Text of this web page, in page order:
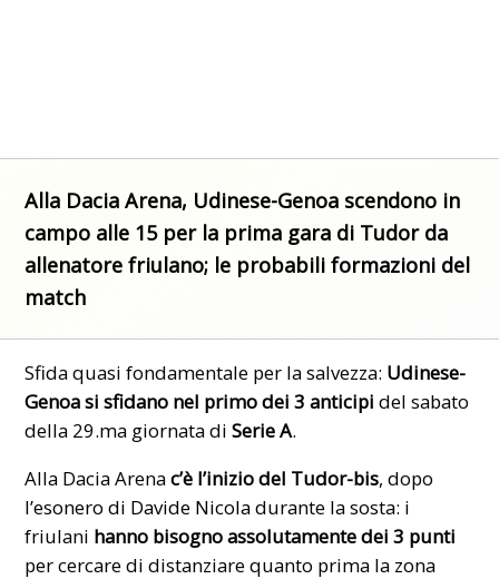
Alla Dacia Arena, Udinese-Genoa scendono in
campo alle 15 per la prima gara di Tudor da
allenatore friulano; le probabili formazioni del
match
Sfida quasi fondamentale per la salvezza: Udinese-
Genoa si sfidano nel primo dei 3 anticipi del sabato
della 29.ma giornata diSerie A.
Alla Dacia Arenac’è l’inizio del Tudor-bis, dopo
l’esonero di Davide Nicoladurante la sosta: i
friulani hanno bisogno assolutamente dei 3 punti
per cercare di distanziare quanto prima la zona